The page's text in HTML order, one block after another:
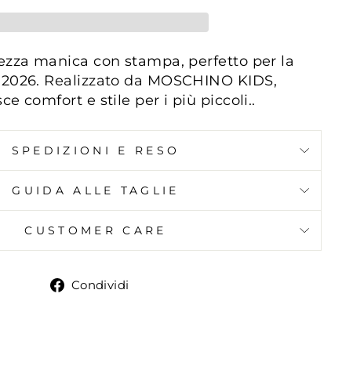
manica con stampa, perfetto per la
Realizzato da MOSCHINO KIDS,
comfort e stile per i più piccoli..
SPEDIZIONI E RESO
GUIDA ALLE TAGLIE
CUSTOMER CARE
Condividi